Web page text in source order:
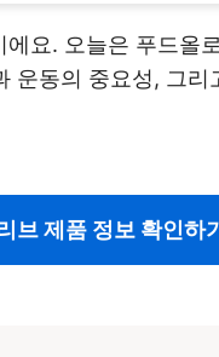
요. 오늘은 푸드올
동의 중요성, 그
브 제품 정보 확인하